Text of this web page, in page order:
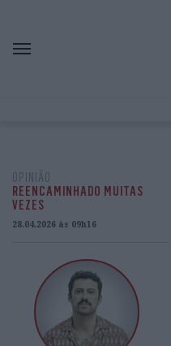
OPINIÃO
REENCAMINHADO MUITAS
VEZES
28.04.2026 às 09h16